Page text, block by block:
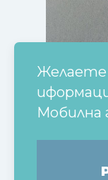
Желаете
Мобилна